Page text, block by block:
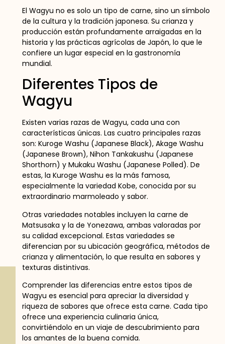
El Wagyu no es solo un tipo de carne, sino un símbolo
de la cultura y la tradición japonesa. Su crianza y
producción están profundamente arraigadas en la
historia y las prácticas agrícolas de Japón, lo que le
confiere un lugar especial en la gastronomía
mundial.
Diferentes Tipos de
Wagyu
Existen varias razas de Wagyu, cada una con
características únicas. Las cuatro principales razas
son: Kuroge Washu (Japanese Black), Akage Washu
(Japanese Brown), Nihon Tankakushu (Japanese
Shorthorn) y Mukaku Washu (Japanese Polled). De
estas, la Kuroge Washu es la más famosa,
especialmente la variedad Kobe, conocida por su
extraordinario marmoleado y sabor.
Otras variedades notables incluyen la carne de
Matsusaka y la de Yonezawa, ambas valoradas por
su calidad excepcional. Estas variedades se
diferencian por su ubicación geográfica, métodos de
crianza y alimentación, lo que resulta en sabores y
texturas distintivas.
Comprender las diferencias entre estos tipos de
Wagyu es esencial para apreciar la diversidad y
riqueza de sabores que ofrece esta carne. Cada tipo
ofrece una experiencia culinaria única,
convirtiéndolo en un viaje de descubrimiento para
los amantes de la buena comida.